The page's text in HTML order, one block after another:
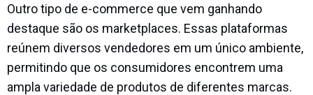
Outro tipo de e-commerce que vem ganhando
destaque são os marketplaces. Essas plataformas
reúnem diversos vendedores em um único ambiente,
permitindo que os consumidores encontrem uma
ampla variedade de produtos de diferentes marcas.